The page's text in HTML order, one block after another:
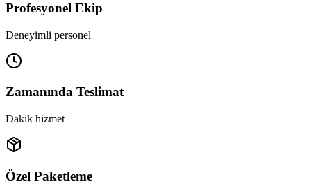
Profesyonel Ekip
Deneyimli personel
Zamanında Teslimat
Dakik hizmet
Özel Paketleme